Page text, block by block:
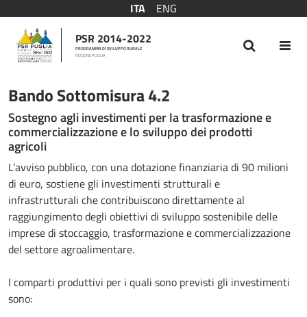
ITA
ENG
PSR 2014-2022
PROGRAMMA DI SVILUPPO RURALE
REGIONE PUGLIA
Bando Sottomisura 4.2
Bando Sottomisura 4.2
Sostegno agli investimenti per la trasformazione e
commercializzazione e lo sviluppo dei prodotti
agricoli
L’avviso pubblico, con una dotazione finanziaria di 90 milioni
di euro, sostiene gli investimenti strutturali e
infrastrutturali che contribuiscono direttamente al
raggiungimento degli obiettivi di sviluppo sostenibile delle
imprese di stoccaggio, trasformazione e commercializzazione
del settore agroalimentare.
I comparti produttivi per i quali sono previsti gli investimenti
sono: